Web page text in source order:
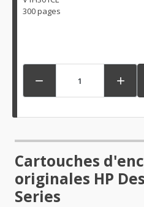
300 pages
 
Cartouches
originales HP
Series